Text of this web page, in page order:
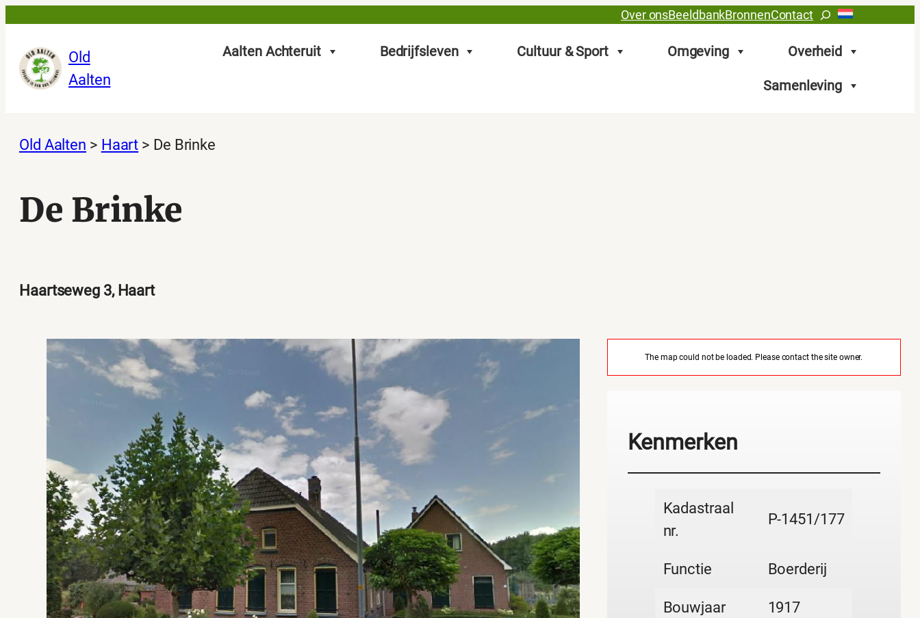
de
inhoud
Over onsBeeldbankBronnenContactZoeken
Old
Aalten
Aalten Achteruit Bedrijfsleven Cultuur & Sport Omgeving Overheid
Samenleving
Old Aalten > Haart > De Brinke
De Brinke
Haartseweg 3, Haart
The map could not be loaded. Please contact the site owner.
Kenmerken
Kadastraal
nr.
P-1451/177
Functie Boerderij
Bouwjaar 1917